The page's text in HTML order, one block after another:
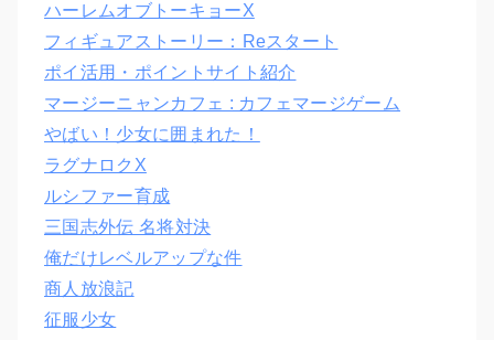
ハーレムオブトーキョーX
フィギュアストーリー：Reスタート
ポイ活用・ポイントサイト紹介
マージーニャンカフェ : カフェマージゲーム
やばい！少女に囲まれた！
ラグナロクX
ルシファー育成
三国志外伝 名将対決
俺だけレベルアップな件
商人放浪記
征服少女